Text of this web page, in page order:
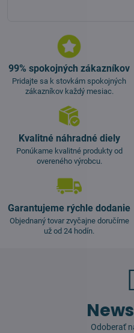
99% spokojných zákazníkov
Pridajte sa k stovkám spokojných
zákazníkov každý mesiac.
Kvalitné náhradné diely
Ponúkame kvalitné produkty od
overeného výrobcu.
Garantujeme rýchle dodanie
Objednaný tovar zvyčajne doručíme
už od 24 hodín.
Odoberať